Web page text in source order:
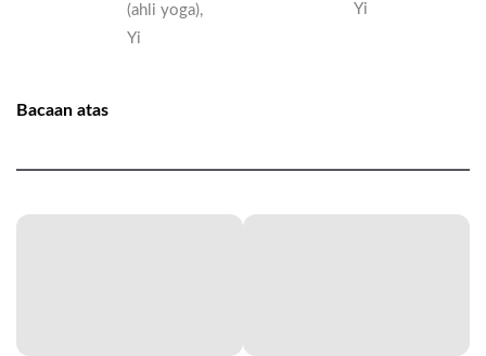
(ahli yoga),
Yi
Yi
Bacaan atas